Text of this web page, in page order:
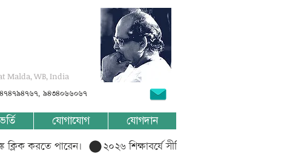
Malda, WB, India
৯৪৩৪০৬৬০৬৭
ভর্তি যোগাযোগ যোগদান
ক্লিক করতে পারেন।